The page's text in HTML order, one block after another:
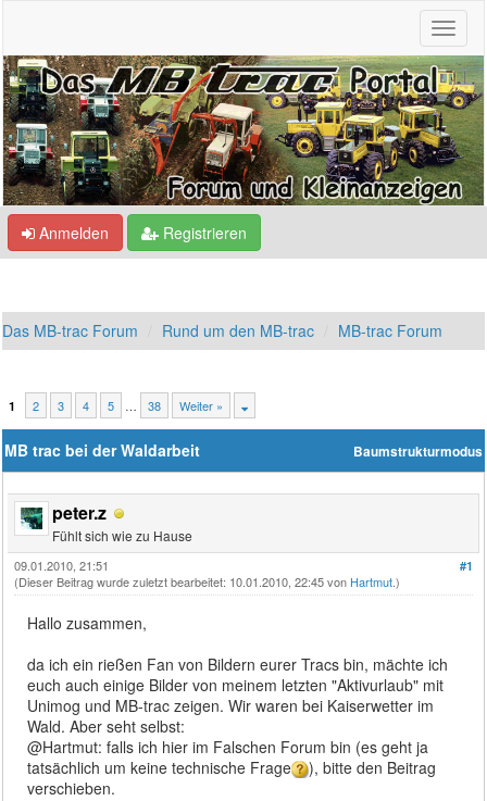
Anmelden Registrieren
Das MB-trac Forum Rund um den MB-trac MB-trac Forum
1 2 3 4 5 … 38 Weiter »
Baumstrukturmodus
MB trac bei der Waldarbeit
peter.z
Fühlt sich wie zu Hause
#1
09.01.2010, 21:51
(Dieser Beitrag wurde zuletzt bearbeitet: 10.01.2010, 22:45 von Hartmut.)
Hallo zusammen,
da ich ein rießen Fan von Bildern eurer Tracs bin, mächte ich
euch auch einige Bilder von meinem letzten "Aktivurlaub" mit
Unimog und MB-trac zeigen. Wir waren bei Kaiserwetter im
Wald. Aber seht selbst:
@Hartmut: falls ich hier im Falschen Forum bin (es geht ja
tatsächlich um keine technische Frage
), bitte den Beitrag
verschieben.